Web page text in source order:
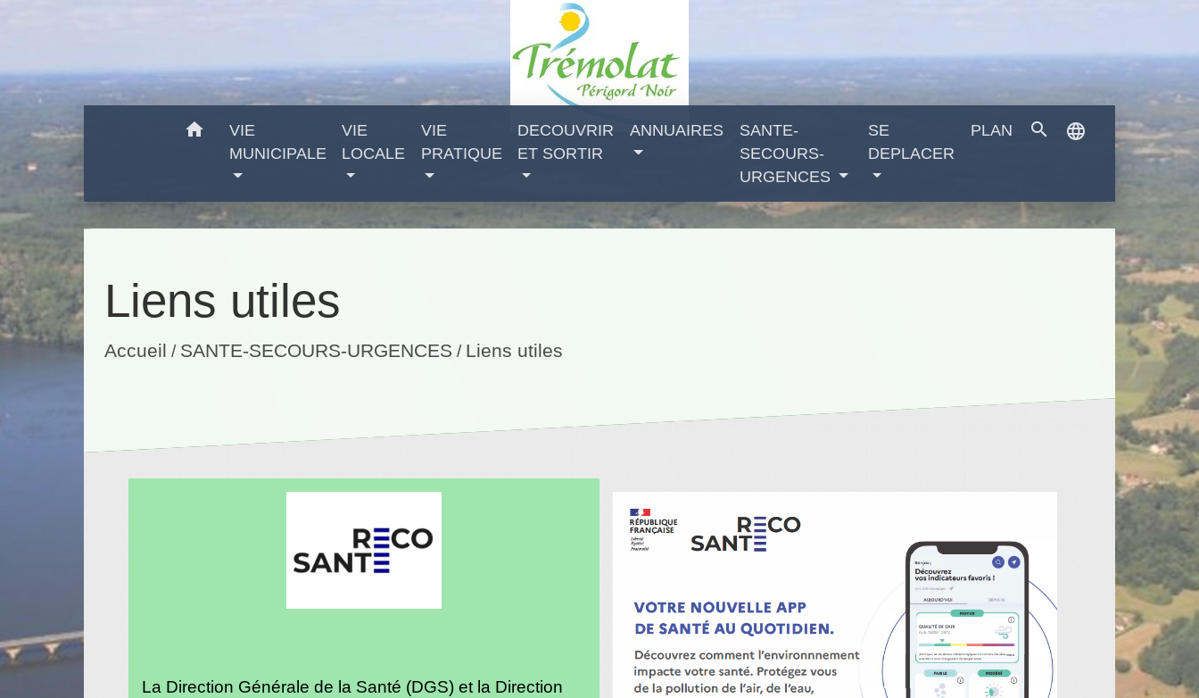
home
VIE
MUNICIPALE
VIE
LOCALE
VIE
PRATIQUE
DECOUVRIR
ET SORTIR
ANNUAIRES
SANTE-
SECOURS-
URGENCES
SE
DEPLACER
PLAN search language
Liens utiles
Accueil / SANTE-SECOURS-URGENCES / Liens utiles
La Direction Générale de la Santé (DGS) et la Direction